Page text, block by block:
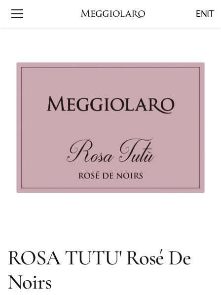
EN IT
ROSA TUTU' Rosé De
Noirs